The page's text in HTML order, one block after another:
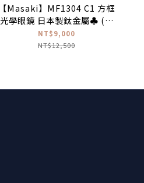
【Masaki】MF1304 C1 方框
光學眼鏡 日本製鈦金屬♣ (霧
金)
NT$9,000
NT$12,500